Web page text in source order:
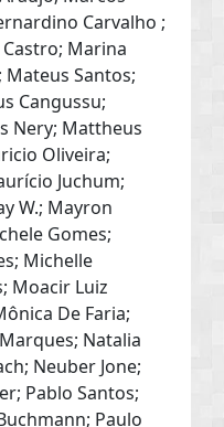
Carvalho ;
Marina
Santos;
Cangussu;
Nery; Mattheus
Oliveira;
Juchum;
W.; Mayron
Gomes;
Michelle
Moacir Luiz
De Faria;
Natalia
Neuber Jone;
Pablo Santos;
Paulo